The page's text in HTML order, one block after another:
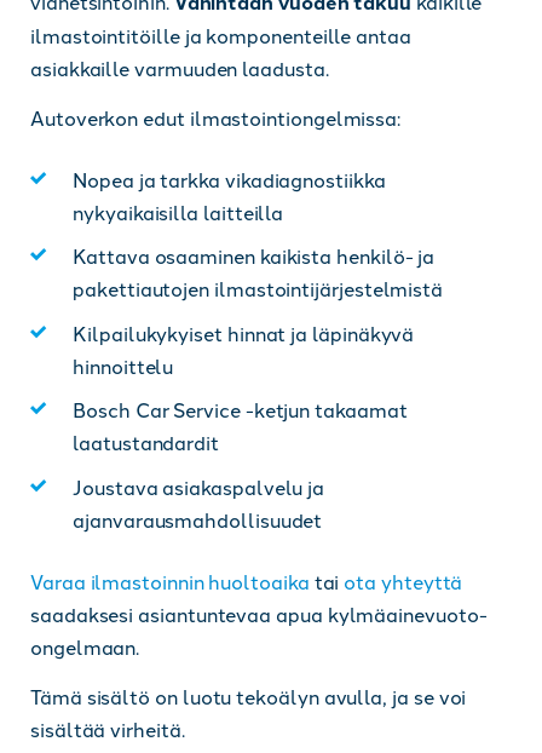
ilmastointitöille ja komponenteille antaa
asiakkaille varmuuden laadusta.
Autoverkon edut ilmastointiongelmissa:
Nopea ja tarkka vikadiagnostiikka
nykyaikaisilla laitteilla
Kattava osaaminen kaikista henkilö- ja
pakettiautojen ilmastointijärjestelmistä
Kilpailukykyiset hinnat ja läpinäkyvä
hinnoittelu
Bosch Car Service -ketjun takaamat
laatustandardit
Joustava asiakaspalvelu ja
ajanvarausmahdollisuudet
Varaa ilmastoinnin huoltoaika tai ota yhteyttä
saadaksesi asiantuntevaa apua kylmäainevuoto-
ongelmaan.
Tämä sisältö on luotu tekoälyn avulla, ja se voi
sisältää virheitä.